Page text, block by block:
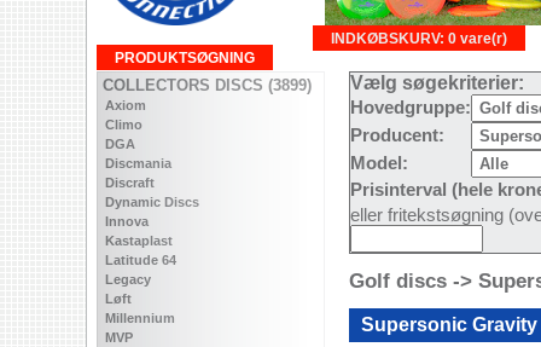
INDKØBSKURV: 0 vare(r)
PRODUKTSØGNING
COLLECTORS DISCS (3899)
Axiom
Climo
DGA
Discmania
Discraft
Dynamic Discs
Innova
Kastaplast
Latitude 64
Legacy
Løft
Millennium
MVP
Vælg søgekriterier:
Hovedgruppe:
Producent:
Model:
Prisinterval (hele
eller fritekstsøgning
Golf discs ->
Supersonic Gravity